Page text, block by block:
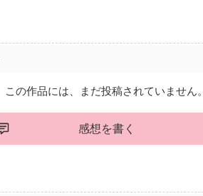
この作品には、まだ投稿されていません。
感想を書く